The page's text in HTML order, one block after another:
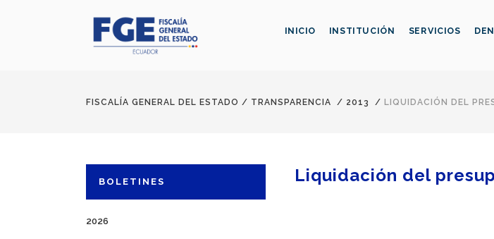
INICIO INSTITUCIÓN SERVICIOS
FISCALÍA GENERAL DEL ESTADO / TRANSPARENCIA / 2013 / LIQUIDACIÓN DEL
BOLETINES
2026
Liquidación del